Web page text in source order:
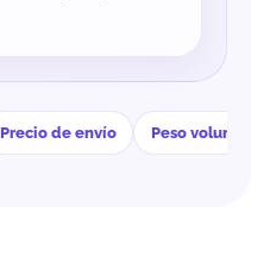
Precio de envío Peso